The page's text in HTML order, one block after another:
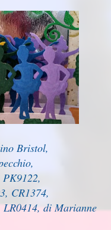
Bristol,
CR1374,
LR0414, di Marianne